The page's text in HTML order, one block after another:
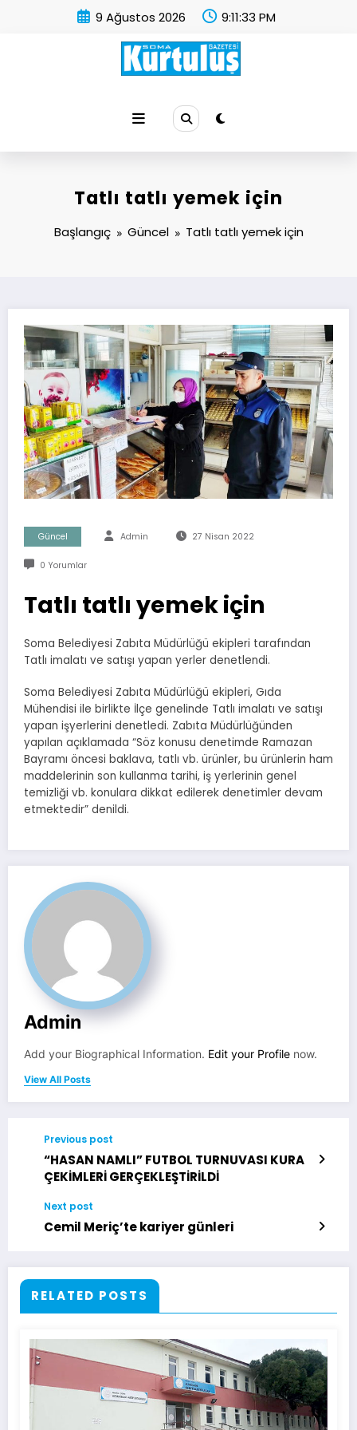
9 Ağustos 2026 9:11:34 PM
Tatlı tatlı yemek için
Başlangıç Güncel Tatlı tatlı yemek için
Güncel Admin 27 Nisan 2022
0 Yorumlar
Tatlı tatlı yemek için
Soma Belediyesi Zabıta Müdürlüğü ekipleri tarafından
Tatlı imalatı ve satışı yapan yerler denetlendi.
Soma Belediyesi Zabıta Müdürlüğü ekipleri, Gıda
Mühendisi ile birlikte İlçe genelinde Tatlı imalatı ve satışı
yapan işyerlerini denetledi. Zabıta Müdürlüğünden
yapılan açıklamada “Söz konusu denetimde Ramazan
Bayramı öncesi baklava, tatlı vb. ürünler, bu ürünlerin ham
maddelerinin son kullanma tarihi, iş yerlerinin genel
temizliği vb. konulara dikkat edilerek denetimler devam
etmektedir” denildi.
Admin
Add your Biographical Information. Edit your Profile now.
View All Posts
Previous post
“HASAN NAMLI” FUTBOL TURNUVASI KURA
ÇEKİMLERİ GERÇEKLEŞTİRİLDİ
Next post
Cemil Meriç’te kariyer günleri
RELATED POSTS